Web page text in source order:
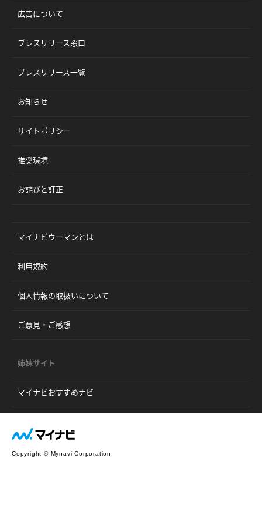
広告について
プレスリリース窓口
プレスリリース一覧
お知らせ
サイトポリシー
推奨環境
お詫びと訂正
マイナビウーマンとは
利用規約
個人情報の取扱いについて
ご意見・ご感想
姉妹サイト
マイナビおすすめナビ
Copyright © Mynavi Corporation